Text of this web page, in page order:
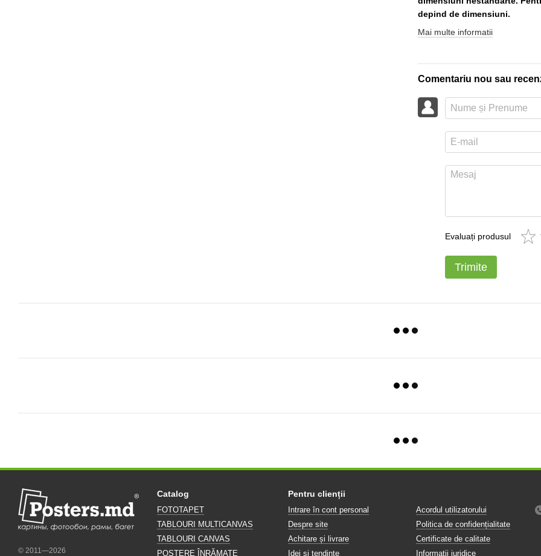
depind de dimensiuni.
Mai multe informatii
Comentariu nou sau
Evaluați produsul
Trimite
© 2011—2026
Catalog
FOTOTAPET
TABLOURI MULTICANVAS
TABLOURI CANVAS
POSTERE ÎNRĂMATE
Pentru clienții
Intrare în cont personal
Despre site
Achitare și livrare
Idei și tendințe
Acordul utilizatorului
Politica de confidențialitate
Certificate de calitate
Informații juridice